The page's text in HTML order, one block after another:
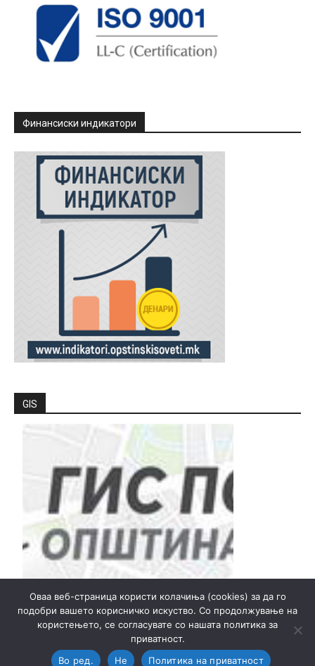
Финансиски индикатори
GIS
© Општина Прилеп - Локална самоуправа
Оваа веб-страница користи колачиња (cookies) за да го
подобри вашето корисничко искуство. Со продолжување на
користењето, се согласувате со нашата политика за
приватност.
Во ред.
Не Политика на приватност